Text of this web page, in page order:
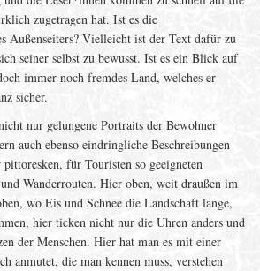
zugetragen hat. Ist es die
Außenseiters? Vielleicht ist der Text dafür zu
seiner selbst zu bewusst. Ist es ein Blick auf
immer noch fremdes Land, welches er
sicher.
nur gelungene Portraits der Bewohner
auch ebenso eindringliche Beschreibungen
pittoresken, für Touristen so geeigneten
Wanderrouten. Hier oben, weit draußen im
wo Eis und Schnee die Landschaft lange,
hier ticken nicht nur die Uhren anders und
der Menschen. Hier hat man es mit einer
anmutet, die man kennen muss, verstehen